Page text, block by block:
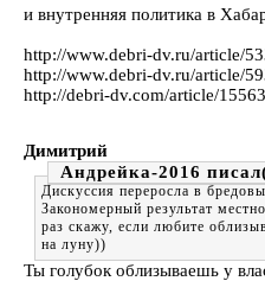
и внутренняя политика в
http://www.debri-dv.ru/article/
http://www.debri-dv.ru/article/
http://debri-dv.com/article/15563
Димитрий
Андрейка-2016
Дискуссия переросла в
Закономерный результат
раз скажу, если любите
на луну))
Ты голубок облизываешь у